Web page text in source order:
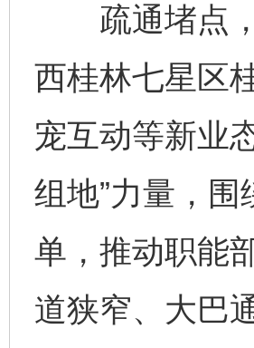
疏通堵点，
西桂林七星区
宠互动等新业
组地”力量，
单，推动职能
道狭窄、大巴